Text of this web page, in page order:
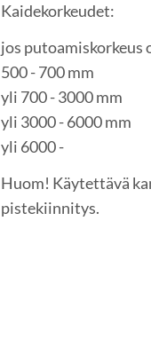
Kaidekorkeudet:
jos
500 - 700 mm
yli 700 - 3000 mm
yli 3000 - 6000
yli 6000 - ≥
Huom! Käytettävä
pistekiinnitys.